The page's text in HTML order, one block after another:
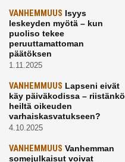
VANHEMMUUS Isyys
leskeyden myötä – kun
puoliso tekee
peruuttamattoman
päätöksen
1.11.2025
VANHEMMUUS Lapseni eivät
käy päiväkodissa – riistänkö
heiltä oikeuden
varhaiskasvatukseen?
4.10.2025
VANHEMMUUS Vanhemman
somejulkaisut voivat